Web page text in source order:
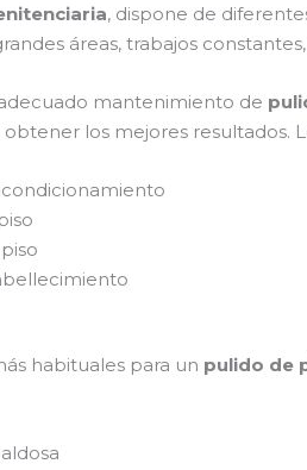
, dispone de
áreas, trabajos
mantenimiento de
los mejores resultados.
habituales para un pulido de